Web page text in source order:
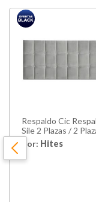
Respaldo Cic
Sile 2 Plazas / 2
Por: Hites